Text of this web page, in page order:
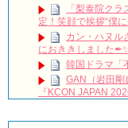
「梨泰院ク
定！笑顔で挨拶“僕
カン・ハヌル
におききしました
韓国ドラマ「
GAN（岩田剛
『KCON JAPAN
NEW!